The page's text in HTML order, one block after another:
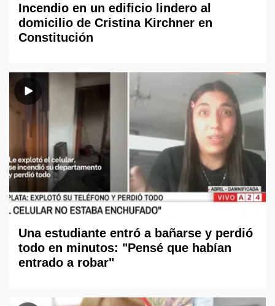
Incendio en un edificio lindero al
domicilio de Cristina Kirchner en
Constitución
Una estudiante entró a bañarse y perdió
todo en minutos: "Pensé que habían
entrado a robar"